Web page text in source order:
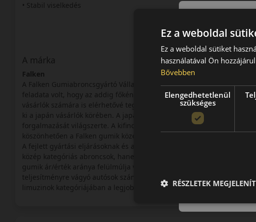
• Stabil viselkedés
A márka
Falken
A Falken Gumiabroncsgyártó Vállalatot 1983-ban alapította Japánban
feladata volt, hogy az addig főként Észak-Amerikai piacra gyártott
vásárlók számára is elérhetővé tegye. Kezdetben Ohtsu néven
ki a japán vásárlók körében. A japán piac meghódítása után a vállalat
forgalmazását világszerte. A kifinomult gyártási technológiának és a
köszönhetően a Falken gumik közép kategóriás árért cserébe,
A fejlett gyártási eljárásoknak és a folyamatos innovációnak
közép kategóriás abroncsok, hanem a prémium termékek (mint
gumik ár/érték aránya felülmúlja valamennyi felső kategóriás
teljesítményre vágyó autósok számára. Terepjárók és SUV-k ideális
limuzinok kategóriájában a legjobb vétel.
Ez a weboldal
Ez a weboldal sütiket
használatával Ön
Bővebben
Elengedhetetlenül
szükséges
RÉSZLETEK